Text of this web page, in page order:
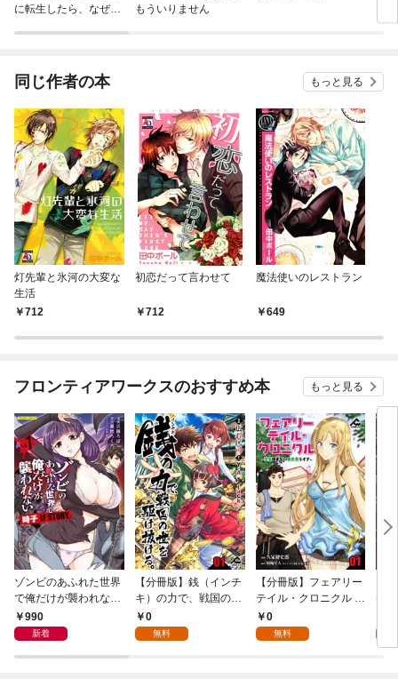
に転生したら、なぜか
もういりません
今
同じ作者の本 もっと見る
灯先輩と氷河の大変な
生活
712
初恋だって言わせて
712
魔法使いのレストラン
649
フロンティアワークスのおすすめ本 もっと見る
ゾンビのあふれた世界
で俺だけが襲われない
時子 IF STORY 1
990
新着
【分冊版】銭（インチ
キ）の力で、戦国の世
を駆け抜ける。 第1話
0
無料
【分冊版】フェアリー
テイル・クロニクル ～
空気読まない異世界ラ
イフ～ 第1話
0
無料
は